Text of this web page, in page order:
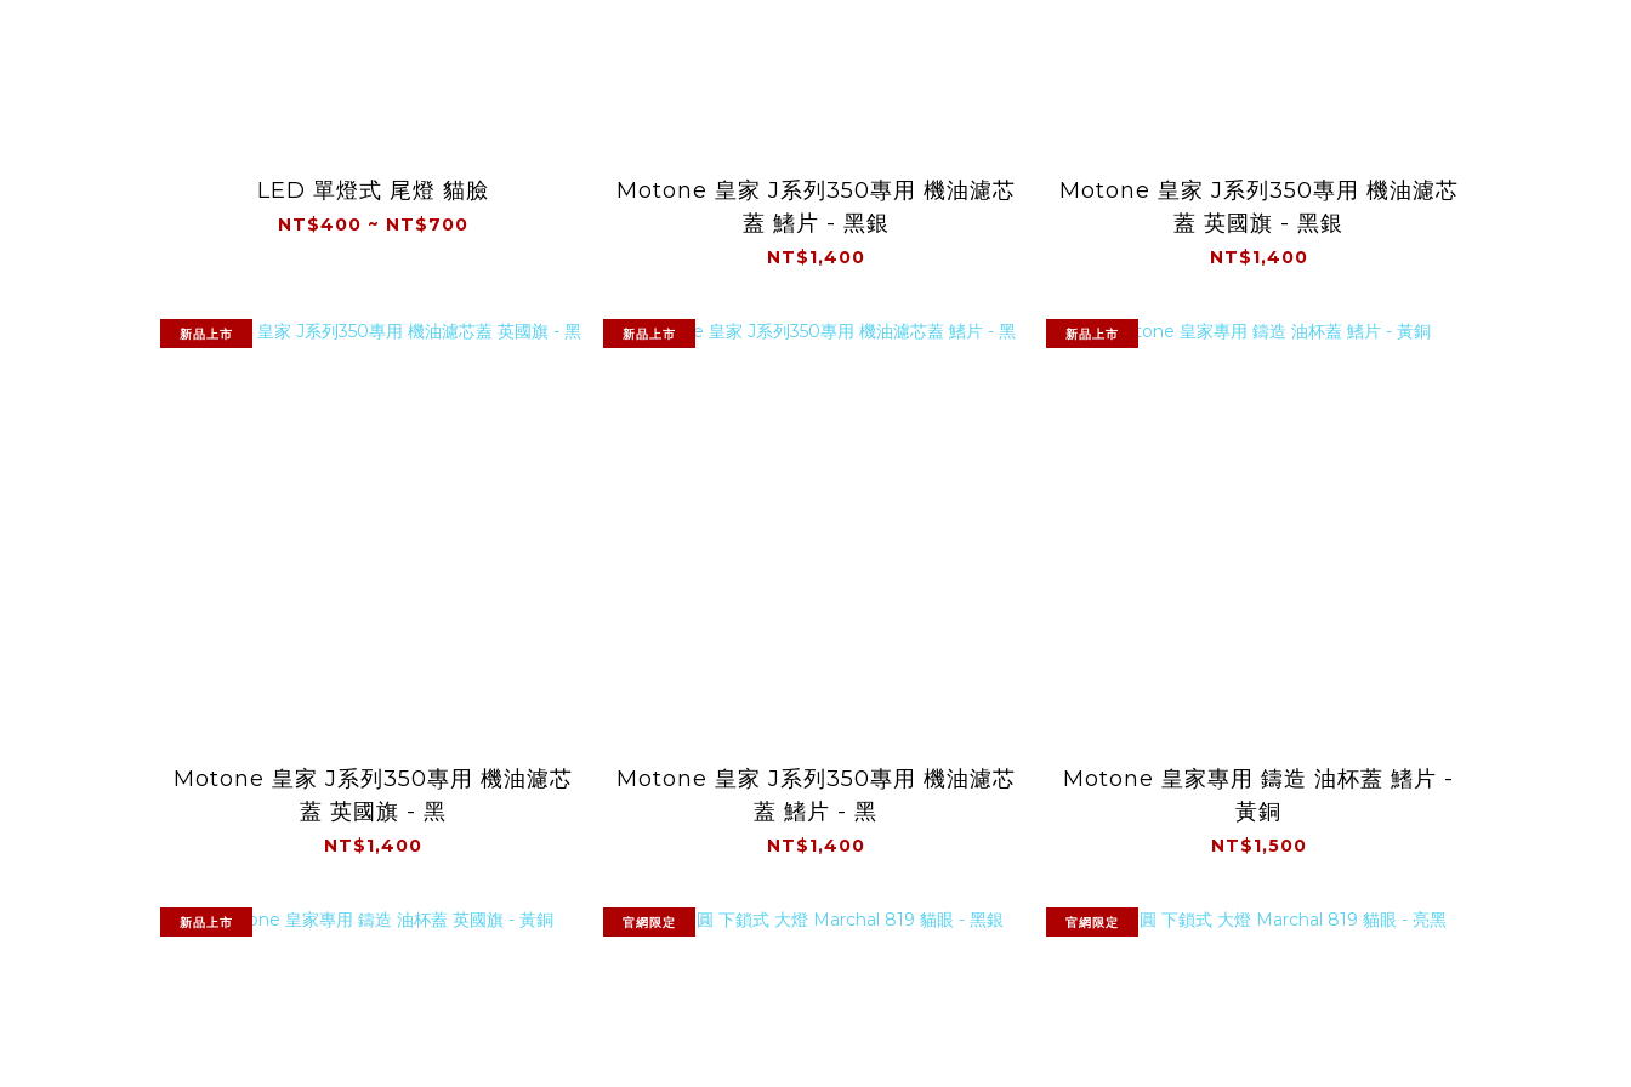
LED 單燈式 尾燈 貓臉
NT$400 ~ NT$700
Motone 皇家 J系列350專用 機油濾芯
蓋 鰭片 - 黑銀
NT$1,400
Motone 皇家 J系列350專用 機油濾芯
蓋 英國旗 - 黑銀
NT$1,400
新品上市
Motone 皇家 J系列350專用 機油濾芯
蓋 英國旗 - 黑
NT$1,400
新品上市
Motone 皇家 J系列350專用 機油濾芯
蓋 鰭片 - 黑
NT$1,400
新品上市
Motone 皇家專用 鑄造 油杯蓋 鰭片 -
黃銅
NT$1,500
新品上市 官網限定 官網限定